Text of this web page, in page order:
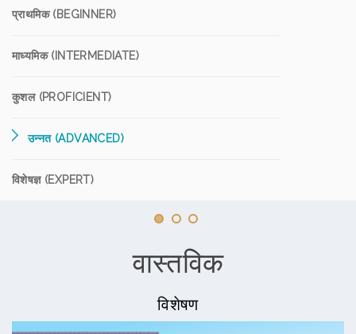
प्राथमिक (BEGINNER)
माध्यमिक (INTERMEDIATE)
कुशल (PROFICIENT)
उन्नत (ADVANCED)
विशेषज्ञ (EXPERT)
वास्तविक
विशेषण